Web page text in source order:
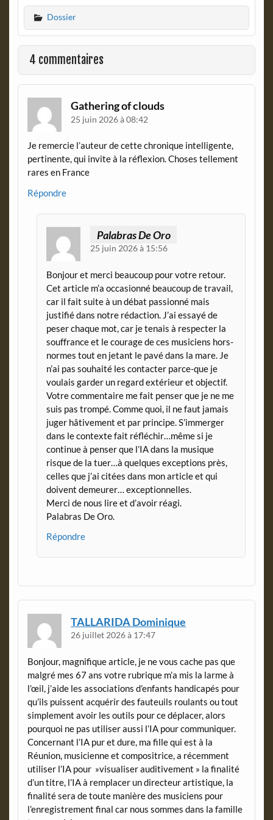
c
e
b
o
o
k
i
n
t
F
r
i
Dossier
4 commentaires
Gathering of clouds
25 juin 2026 à 08:42
Je remercie l’auteur de cette chronique intelligente,
pertinente, qui invite à la réflexion. Choses tellement
rares en France
Répondre
Palabras De Oro
25 juin 2026 à 15:56
Bonjour et merci beaucoup pour votre retour.
Cet article m’a occasionné beaucoup de travail,
car il fait suite à un débat passionné mais
justifié dans notre rédaction. J’ai essayé de
peser chaque mot, car je tenais à respecter la
souffrance et le courage de ces musiciens hors-
normes tout en jetant le pavé dans la mare. Je
n’ai pas souhaité les contacter parce-que je
voulais garder un regard extérieur et objectif.
Votre commentaire me fait penser que je ne me
suis pas trompé. Comme quoi, il ne faut jamais
juger hâtivement et par principe. S’immerger
dans le contexte fait réfléchir…même si je
continue à penser que l’IA dans la musique
risque de la tuer…à quelques exceptions près,
celles que j’ai citées dans mon article et qui
doivent demeurer… exceptionnelles.
Merci de nous lire et d’avoir réagi.
Palabras De Oro.
Répondre
TALLARIDA Dominique
26 juillet 2026 à 17:47
Bonjour, magnifique article, je ne vous cache pas que
malgré mes 67 ans votre rubrique m’a mis la larme à
l’œil, j’aide les associations d’enfants handicapés pour
qu’ils puissent acquérir des fauteuils roulants ou tout
simplement avoir les outils pour ce déplacer, alors
pourquoi ne pas utiliser aussi l’IA pour communiquer.
Concernant l’IA pur et dure, ma fille qui est à la
Réunion, musicienne et compositrice, a récemment
utiliser l’IA pour »visualiser auditivement » la finalité
d’un titre, l’IA à remplacer un directeur artistique, la
finalité sera de toute manière des musiciens pour
l’enregistrement final car nous sommes dans la famille